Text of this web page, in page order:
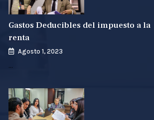
Gastos Deducibles del impuesto a la
renta
Agosto 1, 2023
…